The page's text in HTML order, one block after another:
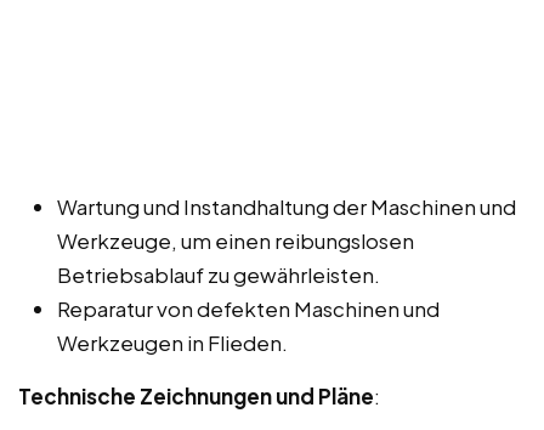
Wartung und Instandhaltung der Maschinen und
Werkzeuge, um einen reibungslosen
Betriebsablauf zu gewährleisten.
Reparatur von defekten Maschinen und
Werkzeugen in Flieden.
Technische Zeichnungen und Pläne: